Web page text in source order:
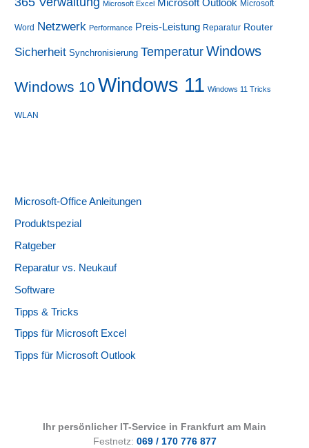
Microsoft Excel Microsoft Outlook Microsoft
Word Netzwerk Performance Preis-Leistung Reparatur Router
Sicherheit Synchronisierung Temperatur Windows
Windows 10 Windows 11 Windows 11 Tricks
WLAN
Microsoft-Office Anleitungen
Produktspezial
Ratgeber
Reparatur vs. Neukauf
Software
Tipps & Tricks
Tipps für Microsoft Excel
Tipps für Microsoft Outlook
Ihr persönlicher IT-Service in Frankfurt am Main
Festnetz: 069 / 170 776 877